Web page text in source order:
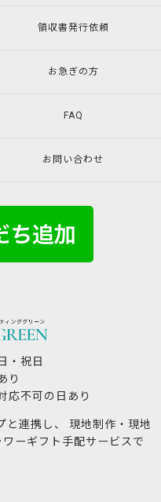
領収書発行依頼
お急ぎの方
FAQ
お問い合わせ
・祝日
り
応不可の日あり
と連携し、 現地制作・現地
ーギフト手配サービスで